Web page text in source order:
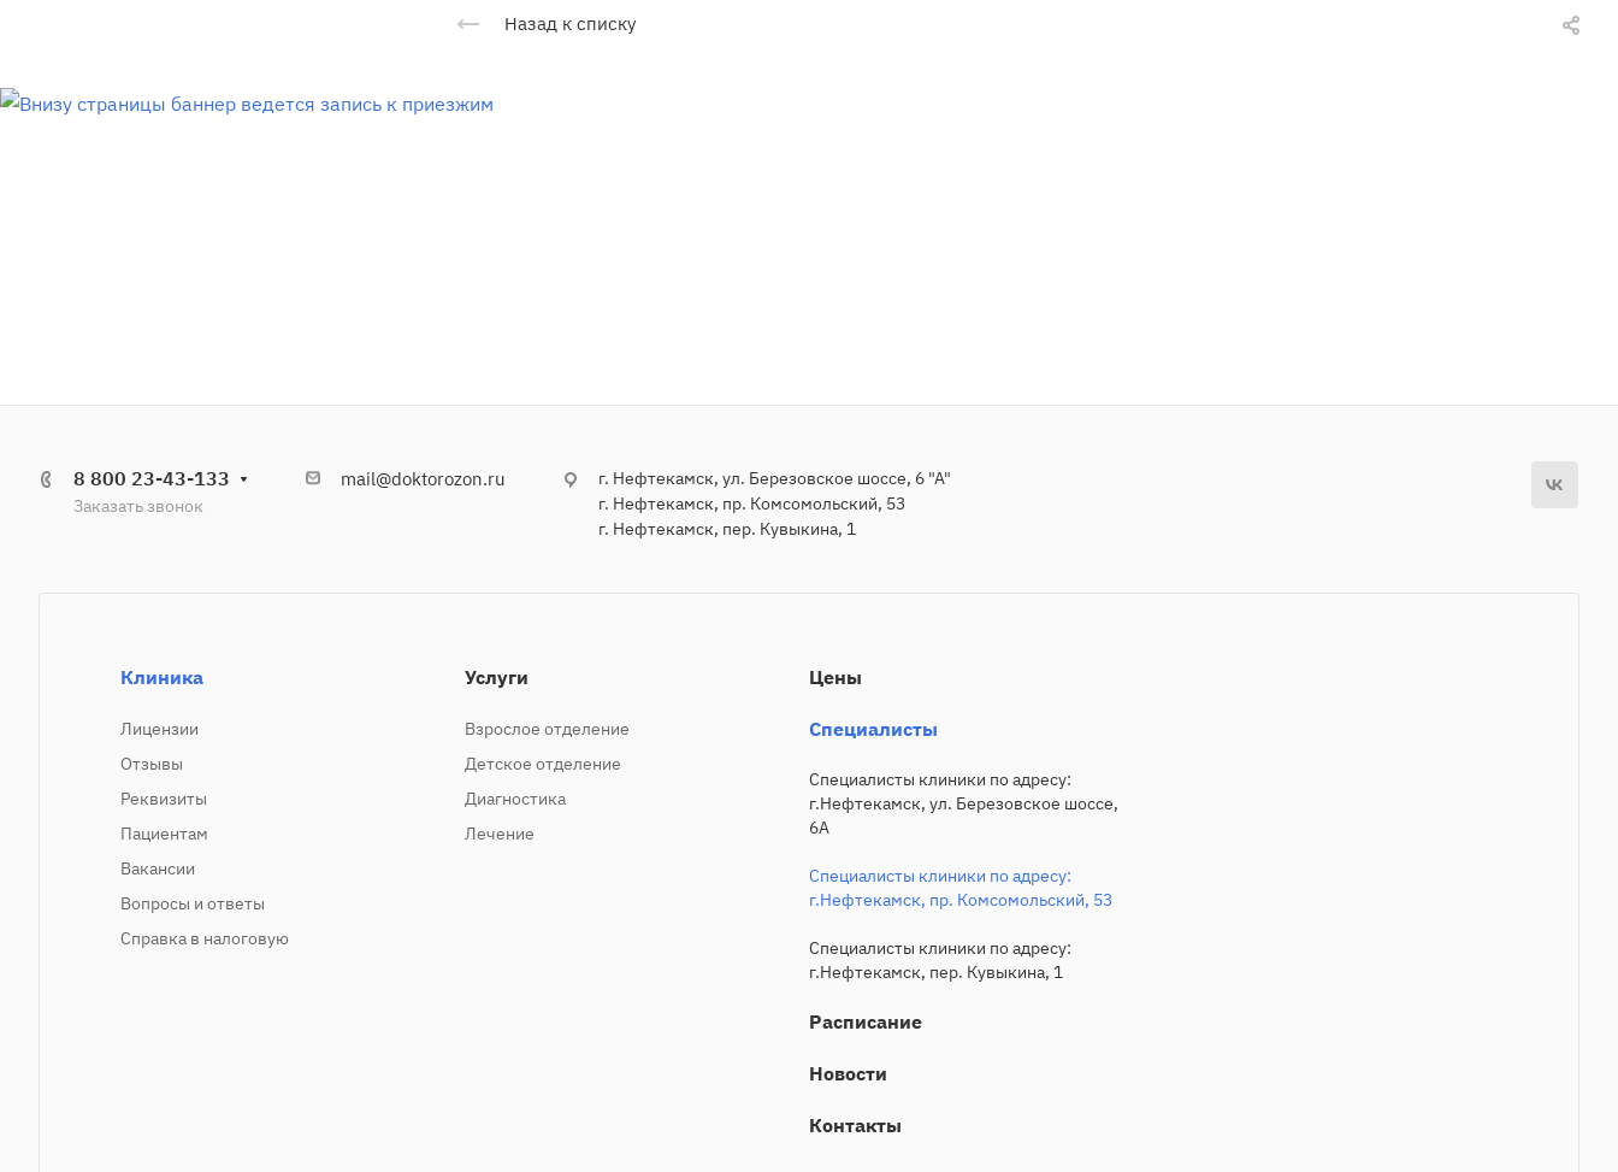
Назад к списку
8 800 23-43-133
Заказать звонок
mail@doktorozon.ru
г. Нефтекамск, ул. Березовское шоссе, 6 "А"
г. Нефтекамск, пр. Комсомольский, 53
г. Нефтекамск, пер. Кувыкина, 1
Клиника
Лицензии
Отзывы
Реквизиты
Пациентам
Вакансии
Вопросы и ответы
Справка в налоговую
Услуги
Взрослое отделение
Детское отделение
Диагностика
Лечение
Цены
Специалисты
Специалисты клиники по адресу:
г.Нефтекамск, ул. Березовское шоссе,
6А
Специалисты клиники по адресу:
г.Нефтекамск, пр. Комсомольский, 53
Специалисты клиники по адресу:
г.Нефтекамск, пер. Кувыкина, 1
Расписание
Новости
Контакты